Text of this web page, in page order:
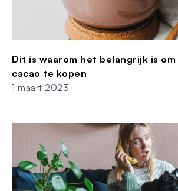
Dit is waarom het belangrijk is
cacao te kopen
1 maart 2023